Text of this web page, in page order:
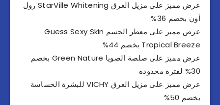
عرض مميز على مزيل العرق StarVille Whitening رول
أون بخصم 36%
عرض مميز على معطر الجسم Guess Sexy Skin
Tropical Breeze بخصم 44%
عرض مميز على صلصة الصويا Green Nature بخصم
30% لفترة محدودة
عرض مميز على مزيل العرق VICHY للبشرة الحساسة
بخصم 50%